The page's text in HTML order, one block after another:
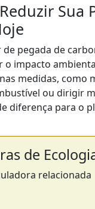
Sua
de pegada de
o impacto
medidas, como
ou dirigir
diferença para o
de
relacionada